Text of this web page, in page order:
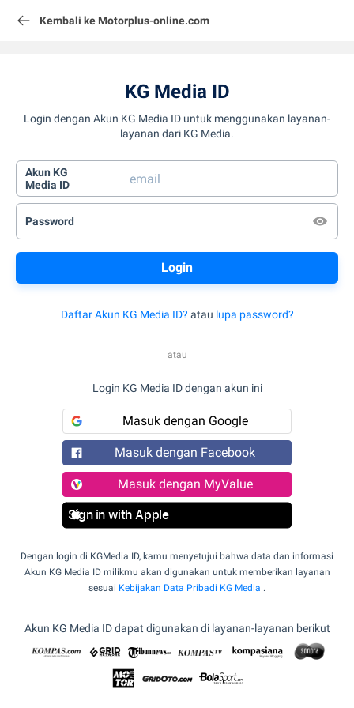
Kembali ke Motorplus-online.com
KG Media ID
Login dengan Akun KG Media ID untuk menggunakan layanan-
layanan dari KG Media.
Akun KG
Media ID
Password
Daftar Akun KG Media ID? atau lupa password?
atau
Login KG Media ID dengan akun ini
Masuk dengan Google
Masuk dengan Facebook
Masuk dengan MyValue
Sign in with Apple
Dengan login di KGMedia ID, kamu menyetujui bahwa data dan informasi
Akun KG Media ID milikmu akan digunakan untuk memberikan layanan
sesuai Kebijakan Data Pribadi KG Media .
Akun KG Media ID dapat digunakan di layanan-layanan berikut